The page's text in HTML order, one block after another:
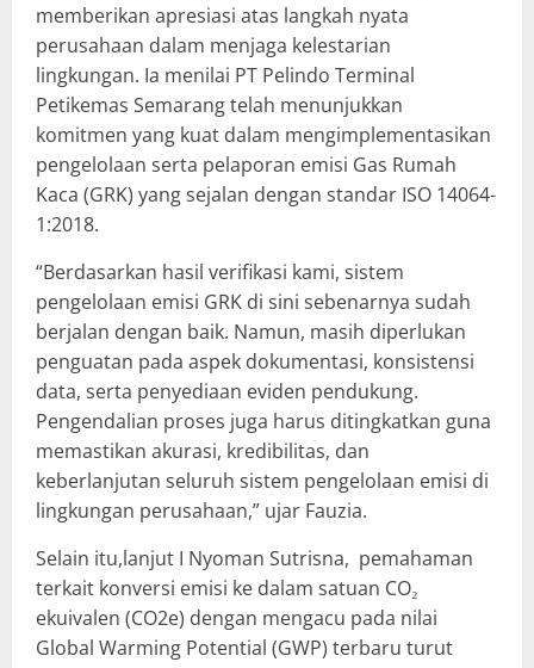
memberikan apresiasi atas langkah nyata
perusahaan dalam menjaga kelestarian
lingkungan. Ia menilai PT Pelindo Terminal
Petikemas Semarang telah menunjukkan
komitmen yang kuat dalam mengimplementasikan
pengelolaan serta pelaporan emisi Gas Rumah
Kaca (GRK) yang sejalan dengan standar ISO 14064-
1:2018.
“Berdasarkan hasil verifikasi kami, sistem
pengelolaan emisi GRK di sini sebenarnya sudah
berjalan dengan baik. Namun, masih diperlukan
penguatan pada aspek dokumentasi, konsistensi
data, serta penyediaan eviden pendukung.
Pengendalian proses juga harus ditingkatkan guna
memastikan akurasi, kredibilitas, dan
keberlanjutan seluruh sistem pengelolaan emisi di
lingkungan perusahaan,” ujar Fauzia.
Selain itu,lanjut I Nyoman Sutrisna, pemahaman
terkait konversi emisi ke dalam satuan CO₂
ekuivalen (CO2e) dengan mengacu pada nilai
Global Warming Potential (GWP) terbaru turut